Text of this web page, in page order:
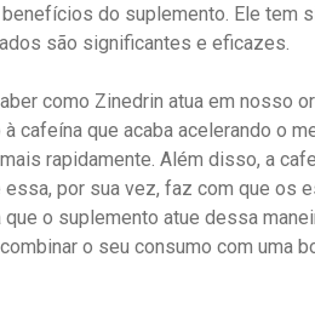
do suplemento. Ele tem
são significantes e eficazes.
como Zinedrin atua em nosso
cafeína que acaba acelerando o
rapidamente. Além disso, a
por sua vez, faz com que os
o suplemento atue dessa
o seu consumo com uma